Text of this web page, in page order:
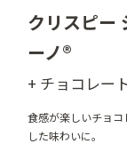
クリスピー
ーノ®
+ チョコレー
食感が楽しいチョ
した味わいに。